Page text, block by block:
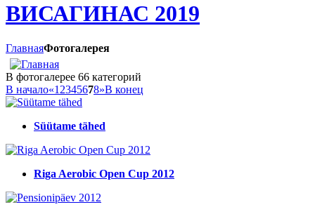
ВИСАГИНАС 2019
ГлавнаяФотогалерея
В фотогалерее 66 категорий
В начало«1 2345678»В конец
Süütame tähed
Riga Aerobic Open Cup 2012